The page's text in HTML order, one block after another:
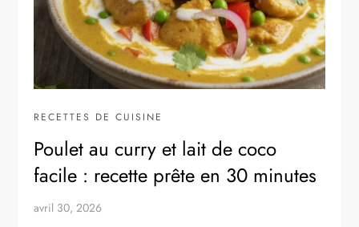
RECETTES DE CUISINE
Poulet au curry et lait de coco
facile : recette prête en 30 minutes
avril 30, 2026